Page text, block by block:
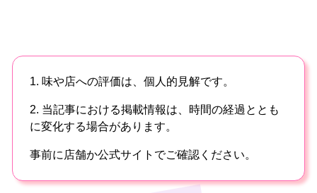
1. 味や店への評価は、個人的見解です。
2. 当記事における掲載情報は、時間の経過ととも
に変化する場合があります。
事前に店舗か公式サイトでご確認ください。